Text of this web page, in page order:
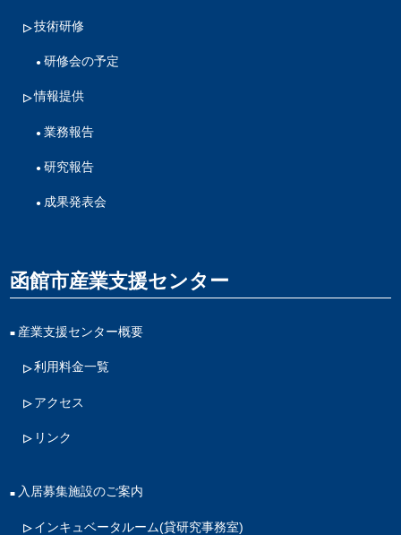
技術研修
研修会の予定
情報提供
業務報告
研究報告
成果発表会
函館市産業支援センター
産業支援センター概要
利用料金一覧
アクセス
リンク
入居募集施設のご案内
インキュベータルーム(貸研究事務室)